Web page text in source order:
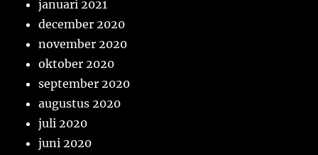
januari 2021
december 2020
november 2020
oktober 2020
september 2020
augustus 2020
juli 2020
juni 2020